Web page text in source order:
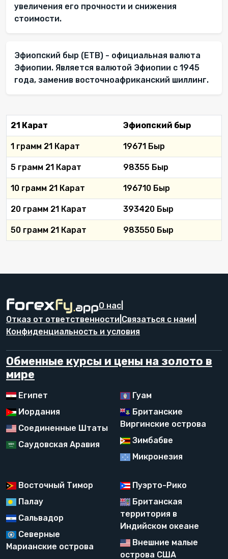
увеличения его прочности и снижения
стоимости.
Эфиопский быр (ETB) - официальная валюта
Эфиопии. Является валютой Эфиопии с 1945
года, заменив восточноафриканский шиллинг.
21 Карат Эфиопский быр
1 грамм 21 Карат 19671 Быр
5 грамм 21 Карат 98355 Быр
10 грамм 21 Карат 196710 Быр
20 грамм 21 Карат 393420 Быр
50 грамм 21 Карат 983550 Быр
О нас
Отказ от ответственности Связаться с нами
Конфиденциальность и условия
Обменные курсы и цены на золото в
мире
Египет
Иордания
Соединенные Штаты
Саудовская Аравия
Гуам
Британские
Виргинские острова
Зимбабве
Микронезия
Восточный Тимор
Палау
Сальвадор
Северные
Марианские острова
Пуэрто-Рико
Британская
территория в
Индийском океане
Внешние малые
острова США